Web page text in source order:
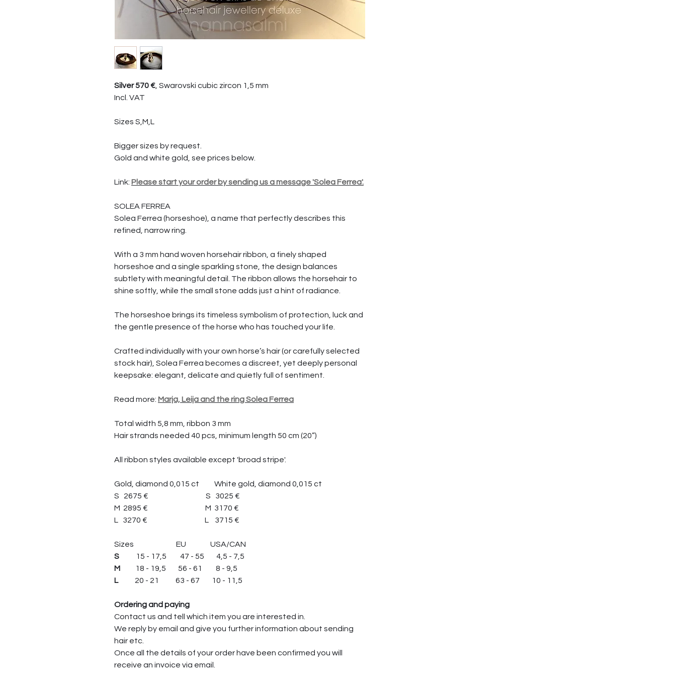
Silver 570 € , Swarovski cubic zircon 1,5 mm
Incl. VAT
Sizes S,M,L
Bigger sizes by request.
Gold and white gold, see prices below.
Link: Please start your order by sending us a message 'Solea Ferrea'.
SOLEA FERREA
Solea Ferrea (horseshoe), a name that perfectly describes this
refined, narrow ring.
With a 3 mm hand woven horsehair ribbon, a finely shaped
horseshoe and a single sparkling stone, the design balances
subtlety with meaningful detail. The ribbon allows the horsehair to
shine softly, while the small stone adds just a hint of radiance.
The horseshoe brings its timeless symbolism of protection, luck and
the gentle presence of the horse who has touched your life.
Crafted individually with your own horse’s hair (or carefully selected
stock hair), Solea Ferrea becomes a discreet, yet deeply personal
keepsake: elegant, delicate and quietly full of sentiment.
Read more: Marja, Leija and the ring Solea Ferrea
Total width 5,8 mm, ribbon 3 mm
Hair strands needed 40 pcs, minimum length 50 cm (20”)
All ribbon styles available except 'broad stripe'.
Gold, diamond 0,015 ct White gold, diamond 0,015 ct
S 2675 € S 3025 €
M 2895 € M 3170 €
L 3270 € L 3715 €
Sizes EU USA/CAN
S 15 - 17,5 47 - 55 4,5 - 7,5
M 18 - 19,5 56 - 61 8 - 9,5
L
20 - 21 63 - 67 10 - 11,5
Ordering and paying
Contact us and tell which item you are interested in.
We reply by email and give you further information about sending
hair etc.
Once all the details of your order have been confirmed you will
receive an invoice via email.